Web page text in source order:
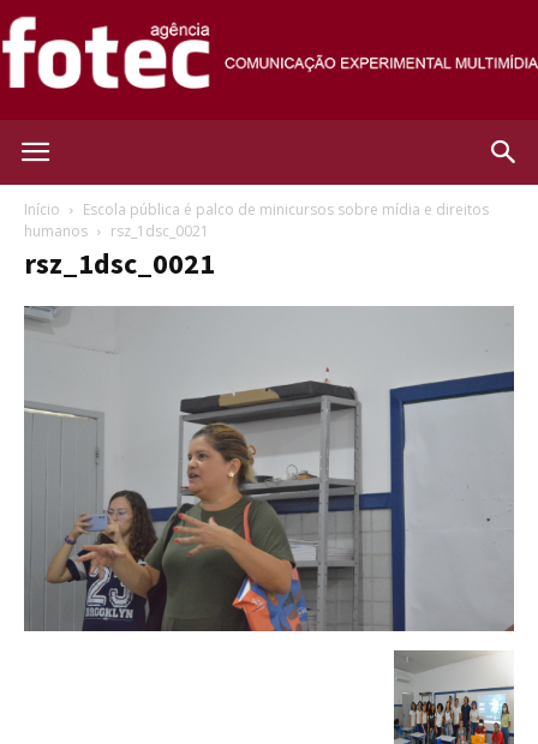
Início
Escola pública é palco de minicursos sobre mídia e direitos
humanos
rsz_1dsc_0021
rsz_1dsc_0021